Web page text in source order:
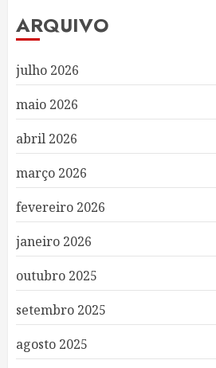
ARQUIVO
julho 2026
maio 2026
abril 2026
março 2026
fevereiro 2026
janeiro 2026
outubro 2025
setembro 2025
agosto 2025